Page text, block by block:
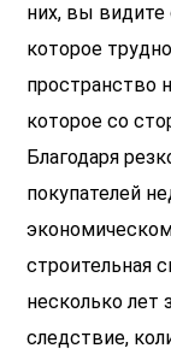
них, вы видите
которое
пространство
которое со
Благодаря
покупателей
строительная
несколько лет
следствие,